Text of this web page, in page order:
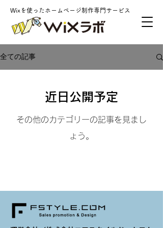
Wixを使ったホームページ制作専門サービス
全ての記事
近日公開予定
その他のカテゴリーの記事を見まし
ょう。